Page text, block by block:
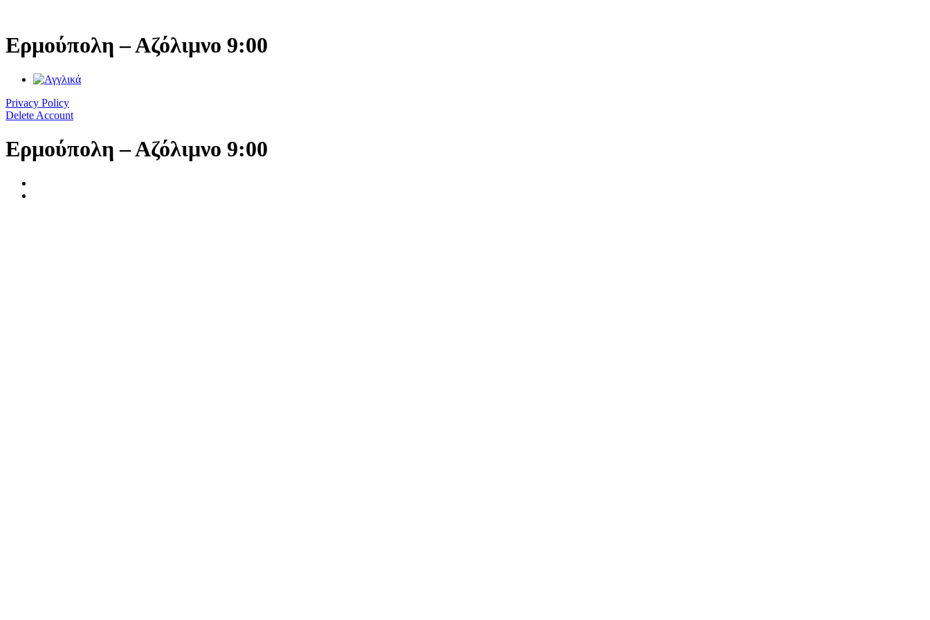
περιεχόμενο
Ερμούπολη – Αζόλιμνο 9:00
Privacy Policy
Delete Account
Ερμούπολη – Αζόλιμνο 9:00